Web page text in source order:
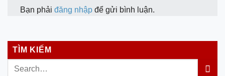
Bạn phải đăng nhập để gửi bình luận.
TÌM KIẾM